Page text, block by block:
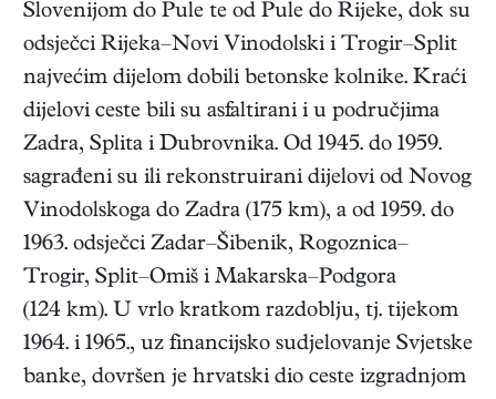
Slovenijom do Pule te od Pule do Rijeke, dok su
odsječci Rijeka–Novi Vinodolski i Trogir–Split
najvećim dijelom dobili betonske kolnike. Kraći
dijelovi ceste bili su asfaltirani i u područjima
Zadra, Splita i Dubrovnika. Od 1945. do 1959.
sagrađeni su ili rekonstruirani dijelovi od Novog
Vinodolskoga do Zadra (175 km), a od 1959. do
1963. odsječci Zadar–Šibenik, Rogoznica–
Trogir, Split–Omiš i Makarska–Podgora
(124 km). U vrlo kratkom razdoblju, tj. tijekom
1964. i 1965., uz financijsko sudjelovanje Svjetske
banke, dovršen je hrvatski dio ceste izgradnjom